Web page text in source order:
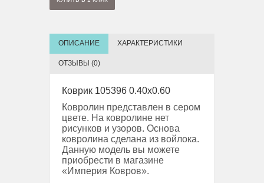
ОПИСАНИЕ ХАРАКТЕРИСТИКИ
ОТЗЫВЫ (0)
Коврик 105396 0.40x0.60
Ковролин представлен в сером
цвете. На ковролине нет
рисунков и узоров. Основа
ковролина сделана из войлока.
Данную модель вы можете
приобрести в магазине
«Империя Ковров».